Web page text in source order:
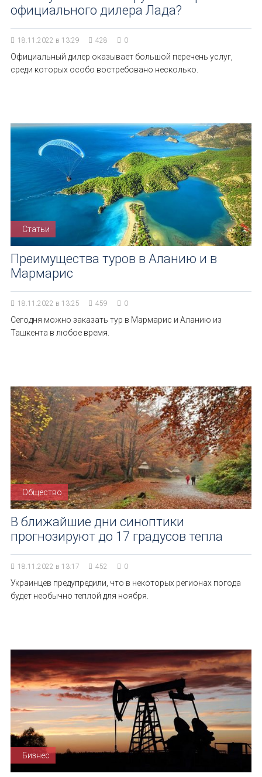
официального дилера Лада?
18.11.2022 в 13:29 428 0
Официальный дилер оказывает большой перечень услуг,
среди которых особо востребовано несколько.
Статьи
Преимущества туров в Аланию и в
Мармарис
18.11.2022 в 13:25 459 0
Сегодня можно заказать тур в Мармарис и Аланию из
Ташкента в любое время.
Общество
В ближайшие дни синоптики
прогнозируют до 17 градусов тепла
18.11.2022 в 13:17 452 0
Украинцев предупредили, что в некоторых регионах погода
будет необычно теплой для ноября.
Бизнес